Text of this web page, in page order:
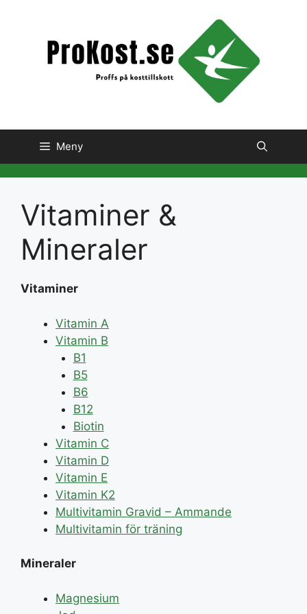
Meny
Vitaminer &
Mineraler
Vitaminer
Vitamin A
Vitamin B
B1
B5
B6
B12
Biotin
Vitamin C
Vitamin D
Vitamin E
Vitamin K2
Multivitamin Gravid – Ammande
Multivitamin för träning
Mineraler
Magnesium